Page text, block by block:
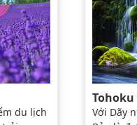
du lịch
Tohoku
Với Dãy